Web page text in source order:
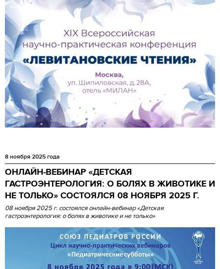
8 ноября 2025 года
ОНЛАЙН-ВЕБИНАР «ДЕТСКАЯ
ГАСТРОЭНТЕРОЛОГИЯ: О БОЛЯХ В ЖИВОТИКЕ И
НЕ ТОЛЬКО» СОСТОЯЛСЯ 08 НОЯБРЯ 2025 Г.
08 ноября 2025 г. состоялся онлайн-вебинар «Детская
гастроэнтерология: о болях в животике и не только»